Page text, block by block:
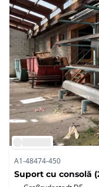
A1-48474-450
Suport cu consolă